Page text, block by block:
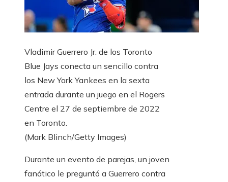
Vladimir Guerrero Jr. de los Toronto
Blue Jays conecta un sencillo contra
los New York Yankees en la sexta
entrada durante un juego en el Rogers
Centre el 27 de septiembre de 2022
en Toronto.
(Mark Blinch/Getty Images)
Durante un evento de parejas, un joven
fanático le preguntó a Guerrero contra